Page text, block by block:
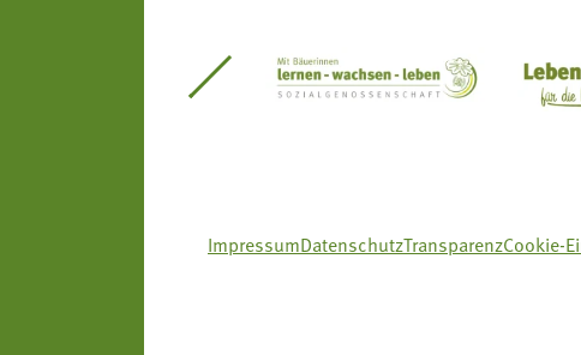
Südtiroler Gärtnervereinigung Sozialgenossenschaft
ImpressumDatenschutzTransparenzCookie-